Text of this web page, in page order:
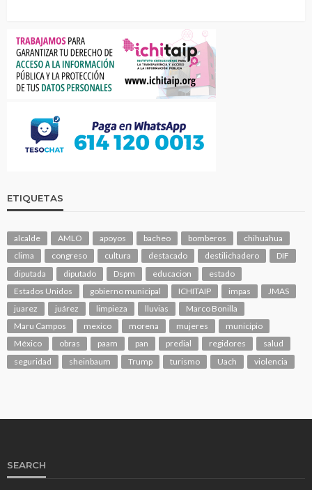
ETIQUETAS
alcalde AMLO apoyos bacheo bomberos
chihuahua
clima
congreso cultura destacado destilichadero
DIF
diputada
diputado Dspm educacion
estado
Estados Unidos
gobierno municipal ICHITAIP impas
JMAS
juarez
juárez limpieza lluvias
Marco Bonilla
Maru Campos
mexico morena mujeres
municipio
México
obras paam pan predial regidores
salud
seguridad
sheinbaum Trump turismo Uach violencia
SEARCH